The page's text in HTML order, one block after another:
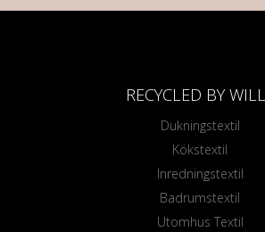
RECYCLED BY
Dukningstextil
Kökstextil
Inredningstextil
Badrumstextil
Utomhus Textil